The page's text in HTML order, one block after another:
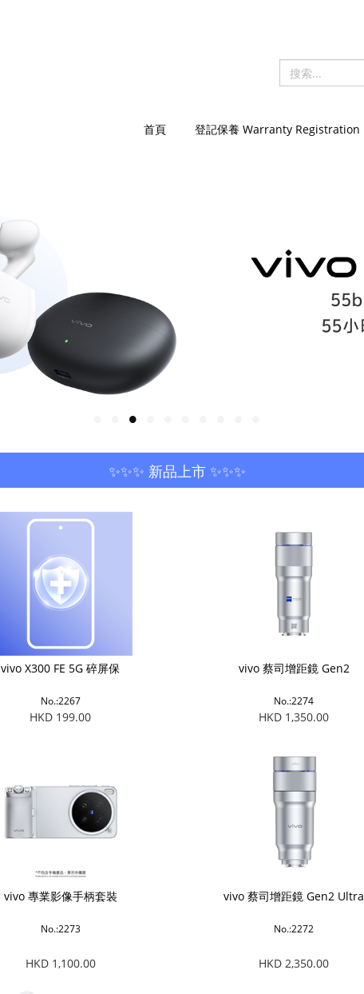
首頁 登記保養 Warranty Registration
✨✨✨ 新品上市 ✨✨✨
vivo X300 FE 5G 碎屏保
No.:2267
HKD 199.00
vivo 蔡司增距鏡 Gen2
No.:2274
HKD 1,350.00
vivo 專業影像手柄套裝
No.:2273
HKD 1,100.00
vivo 蔡司增距鏡 Gen2 Ultra
No.:2272
HKD 2,350.00